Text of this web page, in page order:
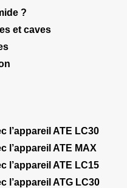
?
et caves
l’appareil ATE LC30
l’appareil ATE MAX
l’appareil ATE LC15
l’appareil ATG LC30